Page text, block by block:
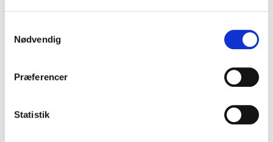
Nødvendig
Præferencer
Statistik